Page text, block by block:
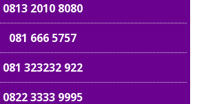
0813 2010 8080
081 666 5757
081 323232 922
0822 3333 9995